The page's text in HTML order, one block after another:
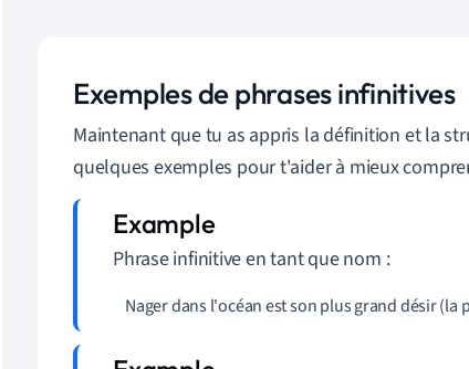
Exemples de phrases infinitives
Maintenant que tu as appris la définition et la
quelques exemples pour t'aider à mieux
Phrase infinitive en tant que nom :
Nager dans l'océan est son plus grand désir